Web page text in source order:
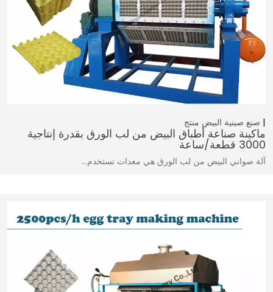
صنع صينية البيض منتج
ماكينة صناعة أطباق البيض من لب الورق بقدرة إنتاجية
3000 قطعة/ساعة
آلة صواني البيض من لب الورق هي معدات تستخدم…